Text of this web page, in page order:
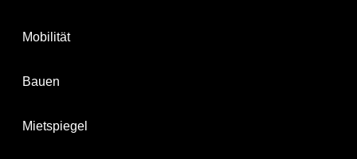
Mobilität
Bauen
Mietspiegel